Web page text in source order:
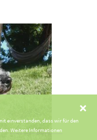
×
einverstanden, dass wir für den
Weitere Informationen